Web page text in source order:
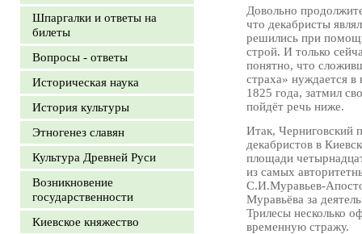
Шпаргалки и ответы на
билеты
Вопросы - ответы
Историческая наука
История культуры
Этногенез славян
Культура Древней Руси
Возникновение
государственности
Киевское княжество
Довольно
что декабристы
решились при
строй. И только
понятно, что
страха» нуждается
1825 года, затмил
пойдёт речь ниже.
Итак, Черниговский
декабристов в
площади
из самых
С.И.Муравьев-
Муравьёва за
Трилесы несколько
временную стражу.